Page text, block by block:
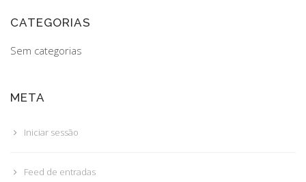
CATEGORIAS
Sem categorias
META
Iniciar sessão
Feed de entradas